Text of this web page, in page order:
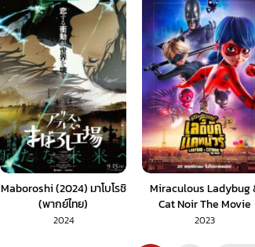
Maboroshi (2024) มาโบโรชิ
(พากย์ไทย)
2024
Miraculous Ladybug
Cat Noir The Movie
(2023) ฮีโร่มหัศจรรย์ เล
2023